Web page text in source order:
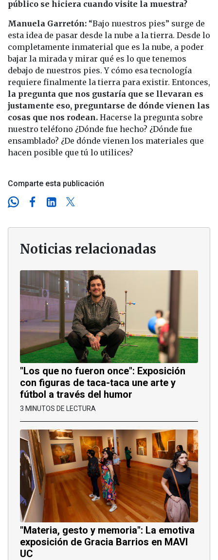
público se hiciera cuando visite la muestra?
Manuela Garretón: “Bajo nuestros pies” surge de
esta idea de pasar desde la nube a la tierra. Desde lo
completamente inmaterial que es la nube, a poder
bajar la mirada y mirar qué es lo que tenemos
debajo de nuestros pies. Y cómo esa tecnología
requiere finalmente la tierra para existir. Entonces,
la pregunta que nos gustaría que se llevaran es
justamente eso, preguntarse de dónde vienen las
cosas que nos rodean. Hacerse la pregunta sobre
nuestro teléfono ¿Dónde fue hecho? ¿Dónde fue
ensamblado? ¿De dónde vienen los materiales que
hacen posible que tú lo utilices?
Comparte esta publicación
Noticias relacionadas
"Los que no fueron once": Exposición
con figuras de taca-taca une arte y
fútbol a través del humor
3 MINUTOS DE LECTURA
"Materia, gesto y memoria": La emotiva
exposición de Gracia Barrios en MAVI
UC